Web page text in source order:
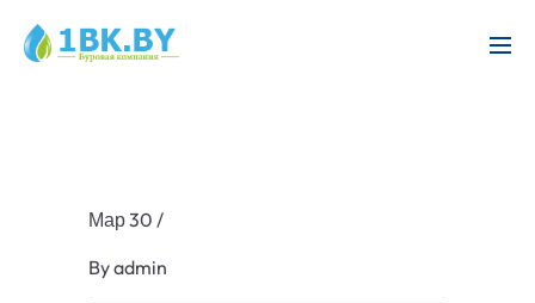
Мар 30 /
Byadmin